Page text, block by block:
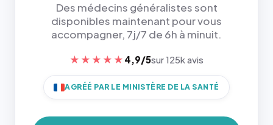
Des médecins généralistes sont
disponibles maintenant pour vous
accompagner, 7j/7 de 6h à minuit.
★★★★★ 4,9/5sur 125k avis
AGRÉÉ PAR LE MINISTÈRE DE LA SANTÉ